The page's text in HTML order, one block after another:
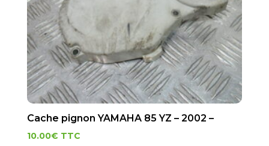
Cache pignon YAMAHA 85 YZ – 2002 –
10.00€ TTC